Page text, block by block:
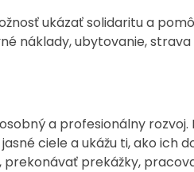
ukázať solidaritu a
náklady, ubytovanie,
a profesionálny
ciele a ukážu ti, ako ich
prekonávať prekážky,